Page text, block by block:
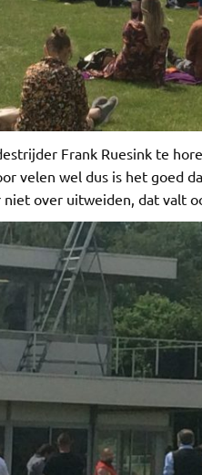
Frank Ruesink te
velen wel dus is het goed
niet over uitweiden, dat valt